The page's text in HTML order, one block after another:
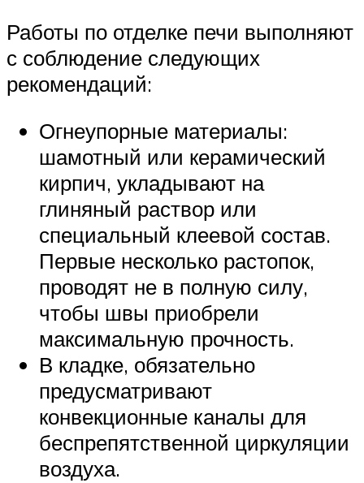
Работы по отделке печи выполняют
с соблюдение следующих
рекомендаций:
Огнеупорные материалы:
шамотный или керамический
кирпич, укладывают на
глиняный раствор или
специальный клеевой состав.
Первые несколько растопок,
проводят не в полную силу,
чтобы швы приобрели
максимальную прочность.
В кладке, обязательно
предусматривают
конвекционные каналы для
беспрепятственной циркуляции
воздуха.